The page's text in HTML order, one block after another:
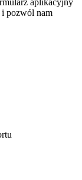
i pozwól nam